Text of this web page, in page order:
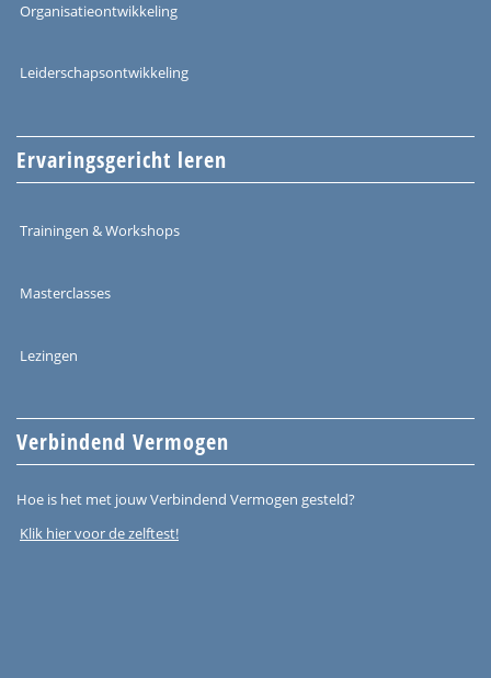
Organisatieontwikkeling
Leiderschapsontwikkeling
Ervaringsgericht leren
Trainingen & Workshops
Masterclasses
Lezingen
Verbindend Vermogen
Hoe is het met jouw Verbindend Vermogen gesteld?
Klik hier voor de zelftest!